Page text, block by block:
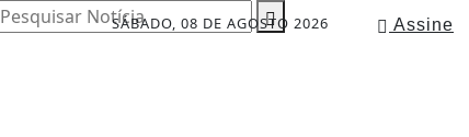
Assine
SÁBADO, 08 DE AGOSTO 2026
Pesquisar Notícia